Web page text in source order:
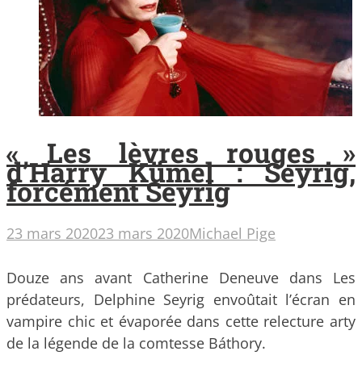
« Les lèvres rouges »
d’Harry Kümel : Seyrig,
forcément Seyrig
23 mars 202023 mars 2020Michael Pige
Douze ans avant Catherine Deneuve dans Les
prédateurs, Delphine Seyrig envoûtait l’écran en
vampire chic et évaporée dans cette relecture arty
de la légende de la comtesse Báthory.